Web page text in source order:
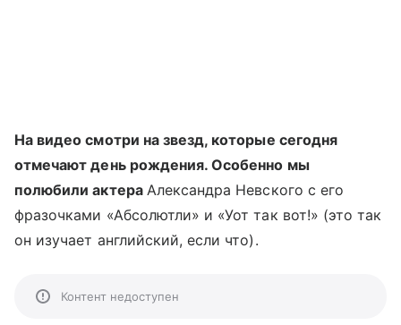
На видео смотри на звезд, которые сегодня
отмечают день рождения. Особенно мы
полюбили актера Александра Невского с его
фразочками «Абсолютли» и «Уот так вот!» (это так
он изучает английский, если что).
Контент недоступен